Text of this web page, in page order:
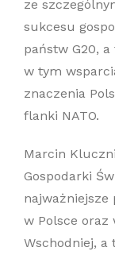
ze
sukcesu
państw G20,
w tym
znaczenia
flanki NATO.
Marcin
Gospodarki
najważniejsze
w Polsce oraz
Wschodniej, a